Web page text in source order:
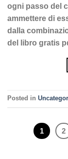
ogni passo del
ammettere di
dalla
del libro gratis
Posted in
1 2